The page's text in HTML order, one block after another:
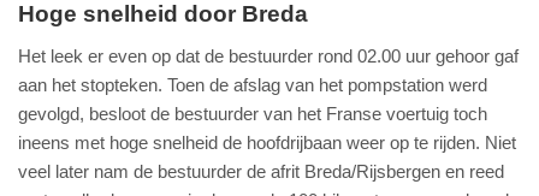
Hoge snelheid door Breda
Het leek er even op dat de bestuurder rond 02.00 uur gehoor gaf
aan het stopteken. Toen de afslag van het pompstation werd
gevolgd, besloot de bestuurder van het Franse voertuig toch
ineens met hoge snelheid de hoofdrijbaan weer op te rijden. Niet
veel later nam de bestuurder de afrit Breda/Rijsbergen en reed